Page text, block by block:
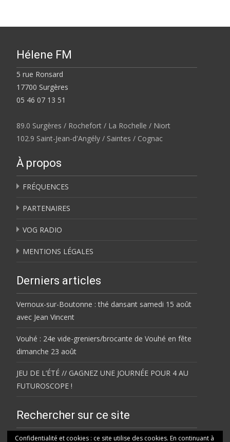
Hélene FM
5 rue Ronsard
17700 Surgères
05 46 07 13 51
89.0 Surgères / Rochefort / La Rochelle / Niort
102.9 Saint-Jean-d'Angély / Saintes / Cognac
À propos
FRÉQUENCES
PARTENAIRES
VOG RADIO
MENTIONS LÉGALES
Derniers articles
Vernoux-sur-Boutonne : thé dansant samedi 15 août
avec Jean Vincent
Vouhé : 24e vide-greniers/brocante de Vouhé en fête
dimanche 23 août
JEU DE L’ÉTÉ // GAGNEZ UNE JOURNÉE POUR 4 AU
FUTUROSCOPE !
Rechercher sur ce site
Rechercher
Confidentialité et cookies : ce site utilise des cookies. En continuant à